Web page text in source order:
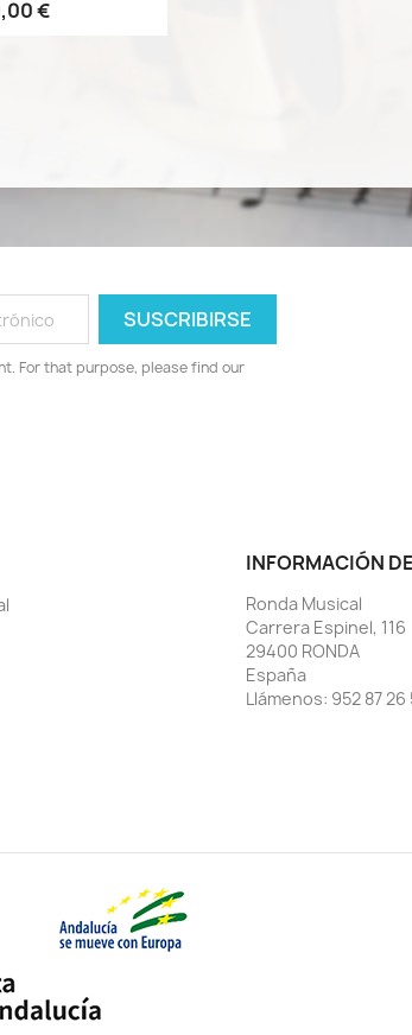
€
For that purpose, please find our
INFORMACIÓN
Ronda Musical
Carrera Espinel, 116
29400 RONDA
España
Llámenos: 952 87 26